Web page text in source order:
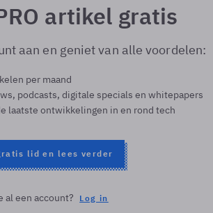
artikel gratis
aan en geniet van alle voordelen:
per maand
podcasts, digitale specials en whitepapers
laatste ontwikkelingen in en rond tech
lid en lees verder
al een account? Log in